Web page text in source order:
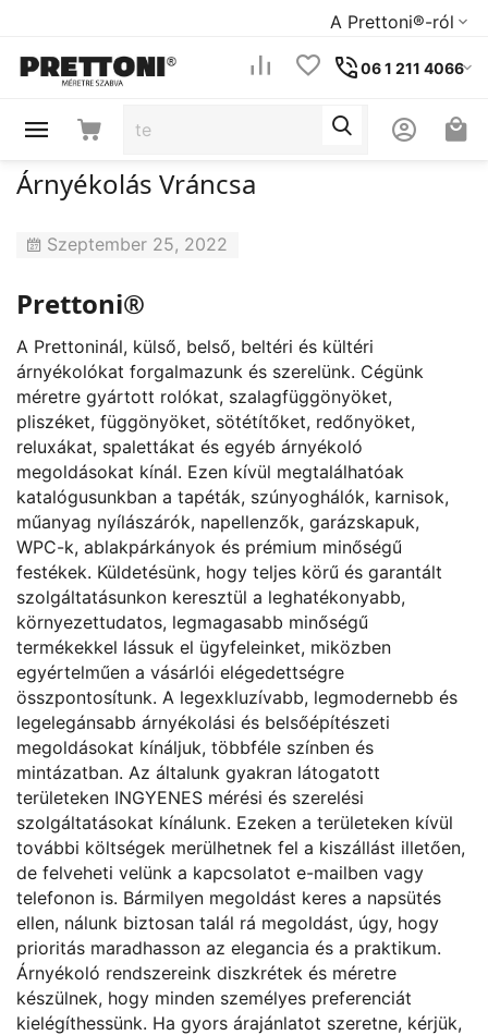
A Prettoni®-ról
06 1 211 4066
Árnyékolás Vráncsa
Szeptember 25, 2022
Prettoni®
A Prettoninál, külső, belső, beltéri és kültéri
árnyékolókat forgalmazunk és szerelünk. Cégünk
méretre gyártott rolókat, szalagfüggönyöket,
pliszéket, függönyöket, sötétítőket, redőnyöket,
reluxákat, spalettákat és egyéb árnyékoló
megoldásokat kínál. Ezen kívül megtalálhatóak
katalógusunkban a tapéták, szúnyoghálók, karnisok,
műanyag nyílászárók, napellenzők, garázskapuk,
WPC-k, ablakpárkányok és prémium minőségű
festékek. Küldetésünk, hogy teljes körű és garantált
szolgáltatásunkon keresztül a leghatékonyabb,
környezettudatos, legmagasabb minőségű
termékekkel lássuk el ügyfeleinket, miközben
egyértelműen a vásárlói elégedettségre
összpontosítunk. A legexkluzívabb, legmodernebb és
legelegánsabb árnyékolási és belsőépítészeti
megoldásokat kínáljuk, többféle színben és
mintázatban. Az általunk gyakran látogatott
területeken INGYENES mérési és szerelési
szolgáltatásokat kínálunk. Ezeken a területeken kívül
további költségek merülhetnek fel a kiszállást illetően,
de felveheti velünk a kapcsolatot e-mailben vagy
telefonon is. Bármilyen megoldást keres a napsütés
ellen, nálunk biztosan talál rá megoldást, úgy, hogy
prioritás maradhasson az elegancia és a praktikum.
Árnyékoló rendszereink diszkrétek és méretre
készülnek, hogy minden személyes preferenciát
kielégíthessünk. Ha gyors árajánlatot szeretne, kérjük,